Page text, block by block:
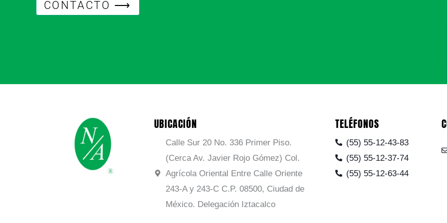
CONTACTO ⟶
UBICACIÓN
Calle Sur 20 No. 336 Primer Piso.
(Cerca Av. Javier Rojo Gómez) Col.
Agrícola Oriental Entre Calle Oriente
243-A y 243-C C.P. 08500, Ciudad de
México. Delegación Iztacalco
TELÉFONOS
(55) 55-12-43-83
(55) 55-12-37-74
(55) 55-12-63-44